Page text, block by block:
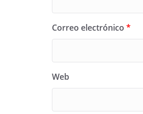
Correo electrónico *
Web